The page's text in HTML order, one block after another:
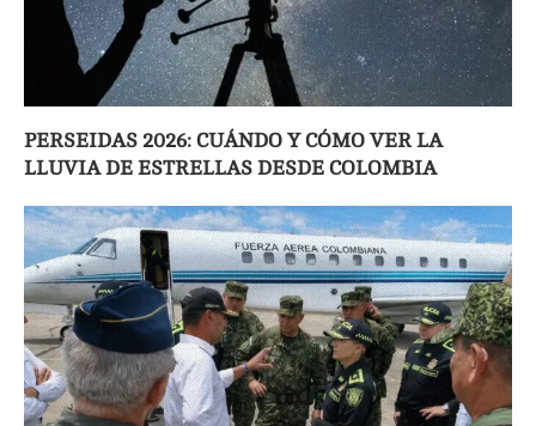
PERSEIDAS 2026: CUÁNDO Y CÓMO VER LA
LLUVIA DE ESTRELLAS DESDE COLOMBIA